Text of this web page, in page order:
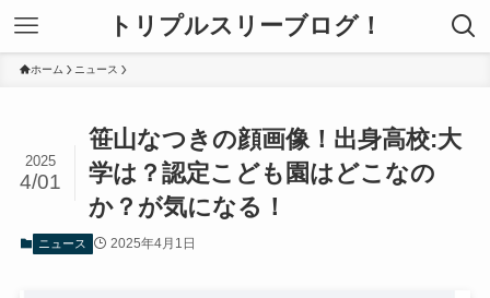
トリプルスリーブログ！
ホーム ニュース
笹山なつきの顔画像！出身高校:大
学は？認定こども園はどこなの
か？が気になる！
2025
4/01
ニュース 2025年4月1日